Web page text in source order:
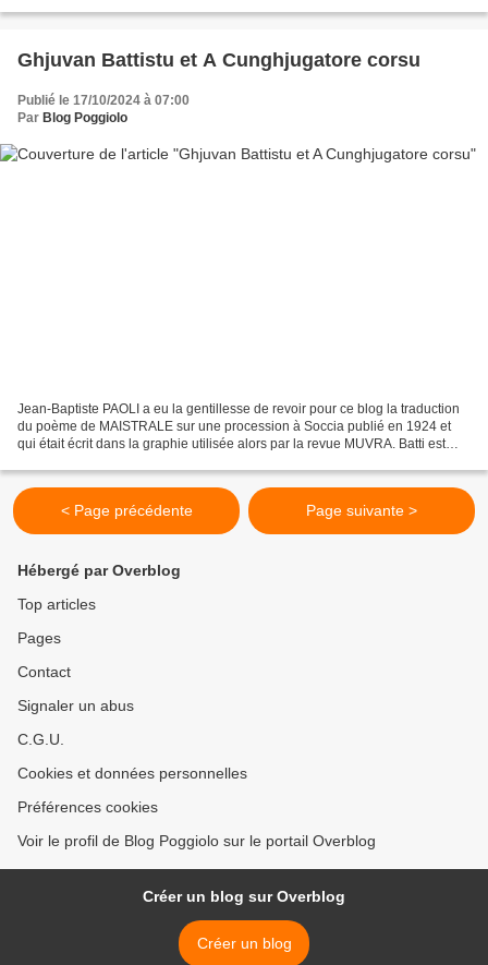
Ghjuvan Battistu et A Cunghjugatore corsu
Publié le 17/10/2024 à 07:00
Par Blog Poggiolo
Jean-Baptiste PAOLI a eu la gentillesse de revoir pour ce blog la traduction
du poème de MAISTRALE sur une procession à Soccia publié en 1924 et
qui était écrit dans la graphie utilisée alors par la revue MUVRA. Batti est
< Page précédente Page suivante >
Hébergé par Overblog
Top articles
Pages
Contact
Signaler un abus
C.G.U.
Cookies et données personnelles
Préférences cookies
Voir le profil de Blog Poggiolo sur le portail Overblog
Créer un blog sur Overblog
Créer un blog